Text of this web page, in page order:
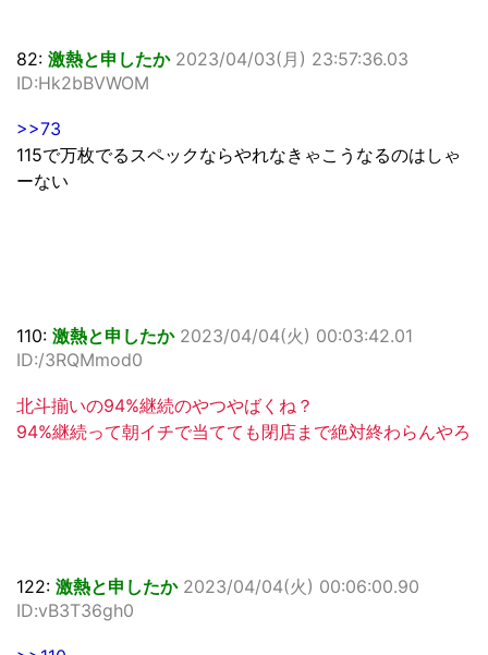
82: 激熱と申したか 2023/04/03(月) 23:57:36.03
ID:Hk2bBVWOM
>>73
115で万枚でるスペックならやれなきゃこうなるのはしゃ
ーない
110: 激熱と申したか 2023/04/04(火) 00:03:42.01
ID:/3RQMmod0
北斗揃いの94%継続のやつやばくね？
94%継続って朝イチで当てても閉店まで絶対終わらんやろ
122: 激熱と申したか 2023/04/04(火) 00:06:00.90
ID:vB3T36gh0